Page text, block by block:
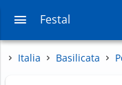
Festal
Italia Basilicata